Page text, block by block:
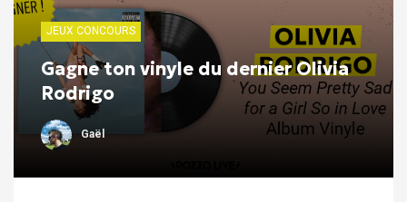
JEUX CONCOURS
Gagne ton vinyle du dernier Olivia
Rodrigo
Gaël